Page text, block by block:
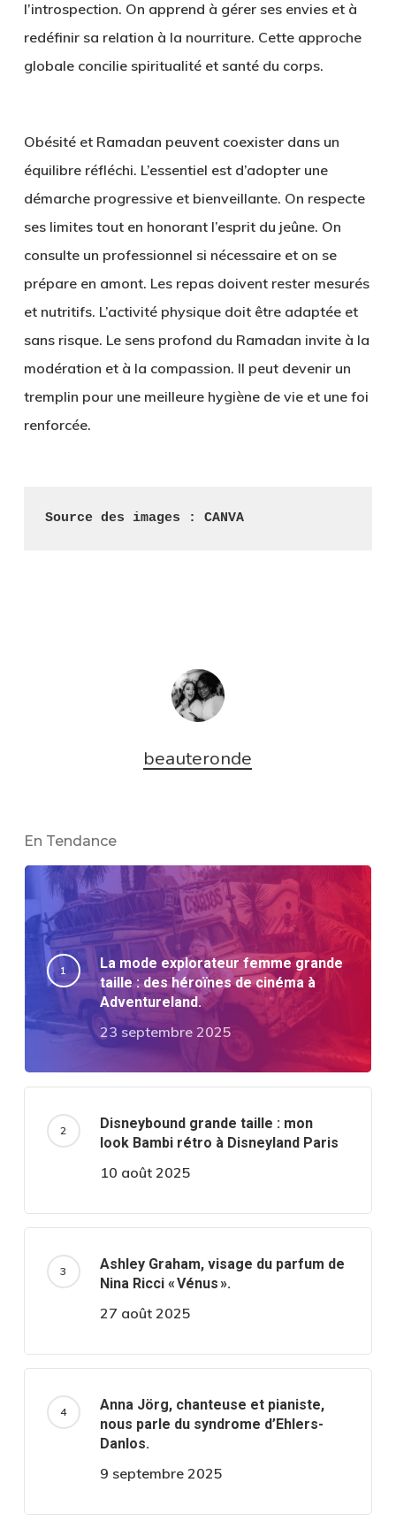
l’introspection. On apprend à gérer ses envies et à
redéfinir sa relation à la nourriture. Cette approche
globale concilie spiritualité et santé du corps.
Obésité et Ramadan peuvent coexister dans un
équilibre réfléchi. L’essentiel est d’adopter une
démarche progressive et bienveillante. On respecte
ses limites tout en honorant l’esprit du jeûne. On
consulte un professionnel si nécessaire et on se
prépare en amont. Les repas doivent rester mesurés
et nutritifs. L’activité physique doit être adaptée et
sans risque. Le sens profond du Ramadan invite à la
modération et à la compassion. Il peut devenir un
tremplin pour une meilleure hygiène de vie et une foi
renforcée.
Source des images : CANVA
beauteronde
En Tendance
La mode explorateur femme grande
taille : des héroïnes de cinéma à
Adventureland.
23 septembre 2025
Disneybound grande taille : mon
look Bambi rétro à Disneyland Paris
10 août 2025
Ashley Graham, visage du parfum de
Nina Ricci « Vénus ».
27 août 2025
Anna Jörg, chanteuse et pianiste,
nous parle du syndrome d’Ehlers-
Danlos.
9 septembre 2025